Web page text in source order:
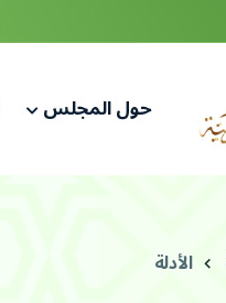
حول المجلس
الأدلة